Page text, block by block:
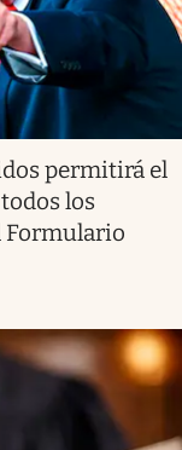
permitirá el
los
Formulario